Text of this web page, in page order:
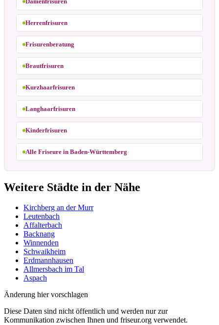
Herrenfrisuren
Frisurenberatung
Brautfrisuren
Kurzhaarfrisuren
Langhaarfrisuren
Kinderfrisuren
Alle Friseure in Baden-Württemberg
Weitere Städte in der Nähe
Kirchberg an der Murr
Leutenbach
Affalterbach
Backnang
Winnenden
Schwaikheim
Erdmannhausen
Allmersbach im Tal
Aspach
Änderung hier vorschlagen
Diese Daten sind nicht öffentlich und werden nur zur
Kommunikation zwischen Ihnen und friseur.org verwendet.